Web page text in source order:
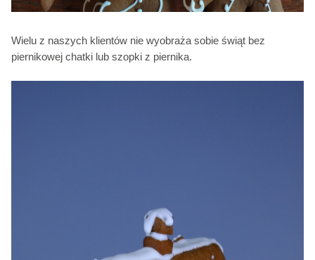
Wielu z naszych klientów nie wyobraża sobie świąt bez
piernikowej chatki lub szopki z piernika.